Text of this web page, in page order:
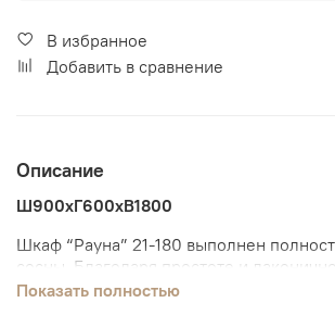
В избранное
Добавить в сравнение
Описание
Ш900xГ600xВ1800
Шкаф “Рауна” 21-180 выполнен
сосны. Благодаря простоте и
будет достойно смотреться в
Показать полностью